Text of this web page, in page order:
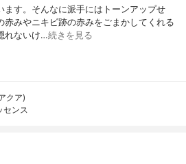
ます。そんなに派手にはトーンアップせ
赤みやニキビ跡の赤みをごまかしてくれる
れないけ…続きを見る
クア)
センス